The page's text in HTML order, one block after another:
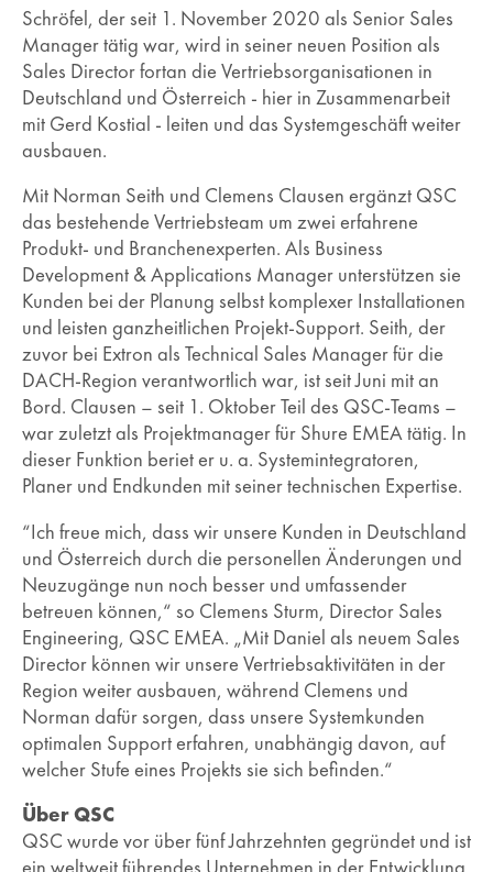
Schröfel, der seit 1. November 2020 als Senior Sales
Manager tätig war, wird in seiner neuen Position als
Sales Director fortan die Vertriebsorganisationen in
Deutschland und Österreich - hier in Zusammenarbeit
mit Gerd Kostial - leiten und das Systemgeschäft weiter
ausbauen.
Mit Norman Seith und Clemens Clausen ergänzt QSC
das bestehende Vertriebsteam um zwei erfahrene
Produkt- und Branchenexperten. Als Business
Development & Applications Manager unterstützen sie
Kunden bei der Planung selbst komplexer Installationen
und leisten ganzheitlichen Projekt-Support. Seith, der
zuvor bei Extron als Technical Sales Manager für die
DACH-Region verantwortlich war, ist seit Juni mit an
Bord. Clausen – seit 1. Oktober Teil des QSC-Teams –
war zuletzt als Projektmanager für Shure EMEA tätig. In
dieser Funktion beriet er u. a. Systemintegratoren,
Planer und Endkunden mit seiner technischen Expertise.
“Ich freue mich, dass wir unsere Kunden in Deutschland
und Österreich durch die personellen Änderungen und
Neuzugänge nun noch besser und umfassender
betreuen können,“ so Clemens Sturm, Director Sales
Engineering, QSC EMEA. „Mit Daniel als neuem Sales
Director können wir unsere Vertriebsaktivitäten in der
Region weiter ausbauen, während Clemens und
Norman dafür sorgen, dass unsere Systemkunden
optimalen Support erfahren, unabhängig davon, auf
welcher Stufe eines Projekts sie sich befinden.“
Über QSC
QSC wurde vor über fünf Jahrzehnten gegründet und ist